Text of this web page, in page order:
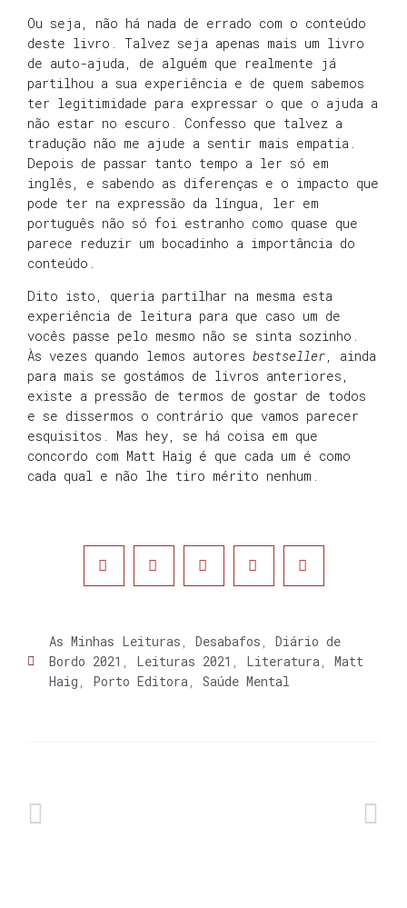
Ou seja, não há nada de errado com o conteúdo
deste livro. Talvez seja apenas mais um livro
de auto-ajuda, de alguém que realmente já
partilhou a sua experiência e de quem sabemos
ter legitimidade para expressar o que o ajuda a
não estar no escuro. Confesso que talvez a
tradução não me ajude a sentir mais empatia.
Depois de passar tanto tempo a ler só em
inglês, e sabendo as diferenças e o impacto que
pode ter na expressão da língua, ler em
português não só foi estranho como quase que
parece reduzir um bocadinho a importância do
conteúdo.
Dito isto, queria partilhar na mesma esta
experiência de leitura para que caso um de
vocês passe pelo mesmo não se sinta sozinho.
Às vezes quando lemos autores bestseller, ainda
para mais se gostámos de livros anteriores,
existe a pressão de termos de gostar de todos
e se dissermos o contrário que vamos parecer
esquisitos. Mas hey, se há coisa em que
concordo com Matt Haig é que cada um é como
cada qual e não lhe tiro mérito nenhum.
As Minhas Leituras Desabafos
Diário de
Bordo 2021
Leituras 2021 Literatura
Matt
Haig
Porto Editora Saúde Mental